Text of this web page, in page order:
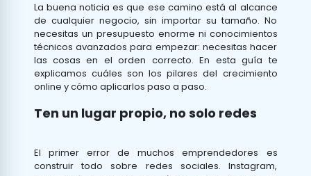
La buena noticia es que ese camino está al alcance
de cualquier negocio, sin importar su tamaño. No
necesitas un presupuesto enorme ni conocimientos
técnicos avanzados para empezar: necesitas hacer
las cosas en el orden correcto. En esta guía te
explicamos cuáles son los pilares del crecimiento
online y cómo aplicarlos paso a paso.
Ten un lugar propio, no solo redes
El primer error de muchos emprendedores es
construir todo sobre redes sociales. Instagram,